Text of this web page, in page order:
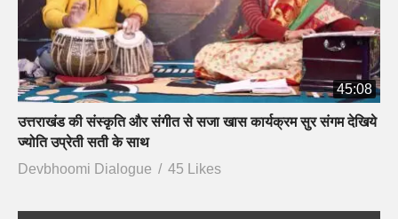
45:08
उत्तराखंड की संस्कृति और संगीत से सजा खास कार्यक्रम सुर संगम देखिये
ज्योति उप्रेती सती के साथ
Devbhoomi Dialogue
45 Likes